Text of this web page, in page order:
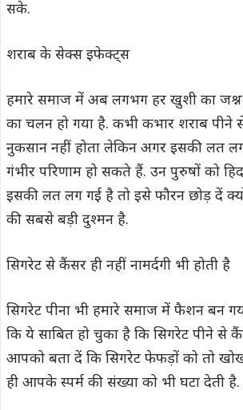
सके.
शराब के सेक्स इफेक्ट्स
हमारे समाज में अब लगभग हर खुशी का
का चलन हो गया है. कभी कभार शराब पीने
नुकसान नहीं होता लेकिन अगर इसकी लत
गंभीर परिणाम हो सकते हैं. उन पुरुषों को
इसकी लत लग गई है तो इसे फौरन छोड़ दें
की सबसे बड़ी दुश्मन है.
सिगरेट से कैंसर ही नहीं नामर्दगी भी होती है
सिगरेट पीना भी हमारे समाज में फैशन बन
कि ये साबित हो चुका है कि सिगरेट पीने से
आपको बता दें कि सिगरेट फेफड़ों को तो
ही आपके स्पर्म की संख्या को भी घटा देती है.